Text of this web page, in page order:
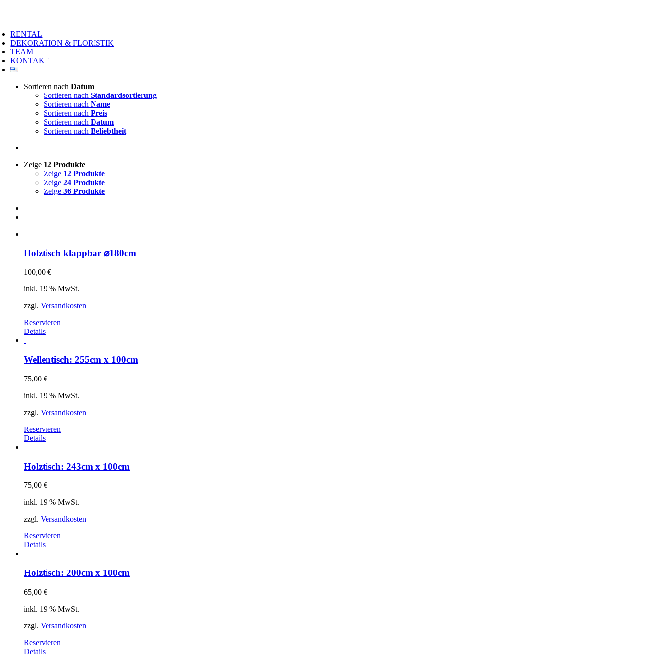
RENTAL
DEKORATION & FLORISTIK
TEAM
KONTAKT
Sortieren nach Datum
Sortieren nach Standardsortierung
Sortieren nach Name
Sortieren nach Preis
Sortieren nach Datum
Sortieren nach Beliebtheit
Zeige 12 Produkte
Zeige 12 Produkte
Zeige 24 Produkte
Zeige 36 Produkte
Holztisch klappbar ⌀180cm
100,00 €
inkl. 19 % MwSt.
zzgl. Versandkosten
Reservieren
Details
Wellentisch: 255cm x 100cm
75,00 €
inkl. 19 % MwSt.
zzgl. Versandkosten
Reservieren
Details
Holztisch: 243cm x 100cm
75,00 €
inkl. 19 % MwSt.
zzgl. Versandkosten
Reservieren
Details
Holztisch: 200cm x 100cm
65,00 €
inkl. 19 % MwSt.
zzgl. Versandkosten
Reservieren
Details